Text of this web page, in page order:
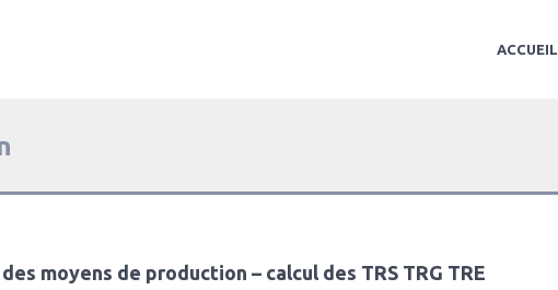
ACCUEIL
moyens de production – calcul des TRS TRG TRE